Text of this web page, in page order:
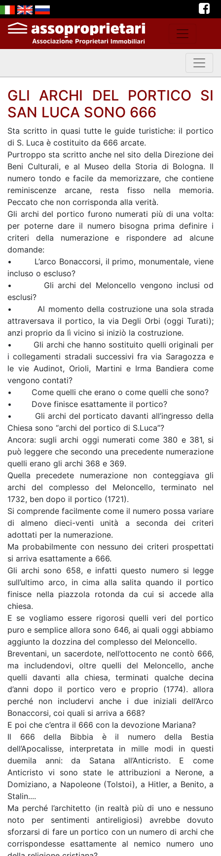
GLI ARCHI DEL PORTICO SI
SAN LUCA SONO 666
Sta scritto in quasi tutte le guide turistiche: il portico
di S. Luca è costituito da 666 arcate.
Purtroppo sta scritto anche nel sito della Direzione dei
Beni Culturali, e al Museo della Storia di Bologna. Il
numero tondo e facile da memorizzare, che contiene
reminiscenze arcane, resta fisso nella memoria.
Peccato che non corrisponda alla verità.
Gli archi del portico furono numerati più di una volta:
per poterne dare il numero bisogna prima definire i
criteri della numerazione e rispondere ad alcune
domande:
• L’arco Bonaccorsi, il primo, monumentale, viene
incluso o escluso?
• Gli archi del Meloncello vengono inclusi od
esclusi?
• Al momento della costruzione una sola strada
attraversava il portico, la via Degli Orbi (oggi Turati);
anzi proprio da lì vicino si iniziò la costruzione.
• Gli archi che hanno sostituito quelli originali per
i collegamenti stradali successivi fra via Saragozza e
le vie Audinot, Orioli, Martini e Irma Bandiera come
vengono contati?
• Come quelli che erano o come quelli che sono?
• Dove finisce esattamente il portico?
• Gli archi del porticato davanti all’ingresso della
Chiesa sono “archi del portico di S.Luca”?
Ancora: sugli archi oggi numerati come 380 e 381, si
può leggere che secondo una precedente numerazione
quelli erano gli archi 368 e 369.
Quella precedete numerazione non conteggiava gli
archi del complesso del Meloncello, terminato nel
1732, ben dopo il portico (1721).
Si comprende facilmente come il numero possa variare
di almeno dieci-venti unità a seconda dei criteri
adottati per la numerazione.
Ma probabilmente con nessuno dei criteri prospettati
si arriva esattamente a 666.
Gli archi sono 658, e infatti questo numero si legge
sull’ultimo arco, in cima alla salita quando il portico
finisce nella piazzola rotonda da cui si accede alla
chiesa.
E se vogliamo essere rigorosi quelli veri del portico
puro e semplice allora sono 646, ai quali oggi abbiamo
aggiunto la dozzina del complesso del Meloncello.
Breventani, un sacerdote, nell’ottocento ne contò 666,
ma includendovi, oltre quelli del Meloncello, anche
quelli davanti alla chiesa, terminati qualche decina
d’anni dopo il portico vero e proprio (1774). allora
perché non includervi anche i due iniziali dell’Arco
Bonaccorsi, coi quali si arriva a 668?
E poi che c’entra il 666 con la devozione Mariana?
Il 666 della Bibbia è il numero della Bestia
dell’Apocalisse, interpretata in mille modi in questi
duemila anni: da Satana all’Anticristo. E come
Anticristo vi sono state le attribuzioni a Nerone, a
Domiziano, a Napoleone (Tolstoi), a Hitler, a Benito, a
Stalin....
Ma perché l’architetto (in realtà più di uno e nessuno
noto per sentimenti antireligiosi) avrebbe dovuto
sforzarsi di fare un portico con un numero di archi che
corrispondesse esattamente al nemico numero uno